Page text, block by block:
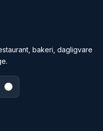
bakeri, dagligvare